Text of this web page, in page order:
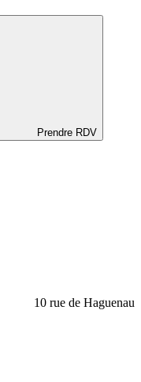
Prendre RDV
10 rue de Haguenau